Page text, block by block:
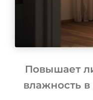
Повышает
влажность